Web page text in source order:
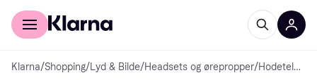
For kunder
Klarna/Shopping/Lyd & Bilde/Headsets og ørepropper/ Hodetelefoner